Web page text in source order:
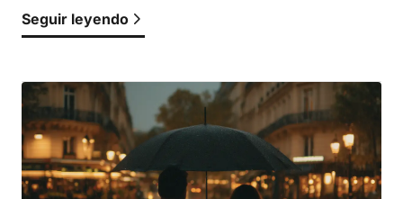
Seguir leyendo